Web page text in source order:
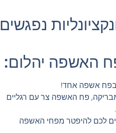
נפגשים
האשפה יהלום:
בפח אשפה אחד!
פח האשפה צר עם רגליים
מאפשרים לכם להיפטר מפחי האשפה